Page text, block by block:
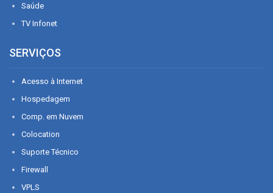
Saúde
TV Infonet
SERVIÇOS
Acesso à Internet
Hospedagem
Comp. em Nuvem
Colocation
Suporte Técnico
Firewall
VPLS